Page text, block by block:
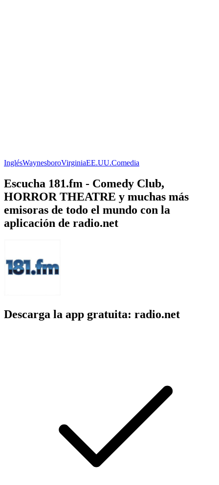
InglésWaynesboroVirginiaEE.UU.Comedia
Escucha 181.fm - Comedy Club,
HORROR THEATRE y muchas más
emisoras de todo el mundo con la
aplicación de radio.net
Descarga la app gratuita: radio.net